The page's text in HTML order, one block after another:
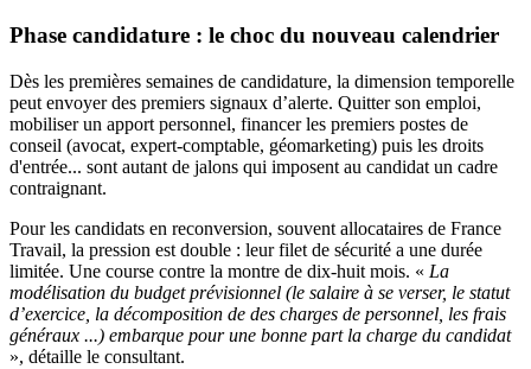
Phase candidature : le choc du nouveau calendrier
Dès les premières semaines de candidature, la dimension temporelle
peut envoyer des premiers signaux d’alerte. Quitter son emploi,
mobiliser un apport personnel, financer les premiers postes de
conseil (avocat, expert-comptable, géomarketing) puis les droits
d'entrée... sont autant de jalons qui imposent au candidat un cadre
contraignant.
Pour les candidats en reconversion, souvent allocataires de France
Travail, la pression est double : leur filet de sécurité a une durée
limitée. Une course contre la montre de dix-huit mois. « La
modélisation du budget prévisionnel (le salaire à se verser, le statut
d’exercice, la décomposition de des charges de personnel, les frais
généraux ...) embarque pour une bonne part la charge du candidat
», détaille le consultant.